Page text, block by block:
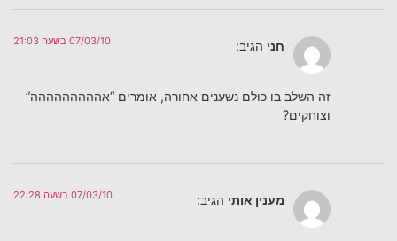
חני הגיב: 07/03/10 בשעה 21:03
זה השלב בו כולם נשענים אחורה, אומרים “אההההההההה”
וצוחקים?
מענין אותי הגיב: 07/03/10 בשעה 22:28